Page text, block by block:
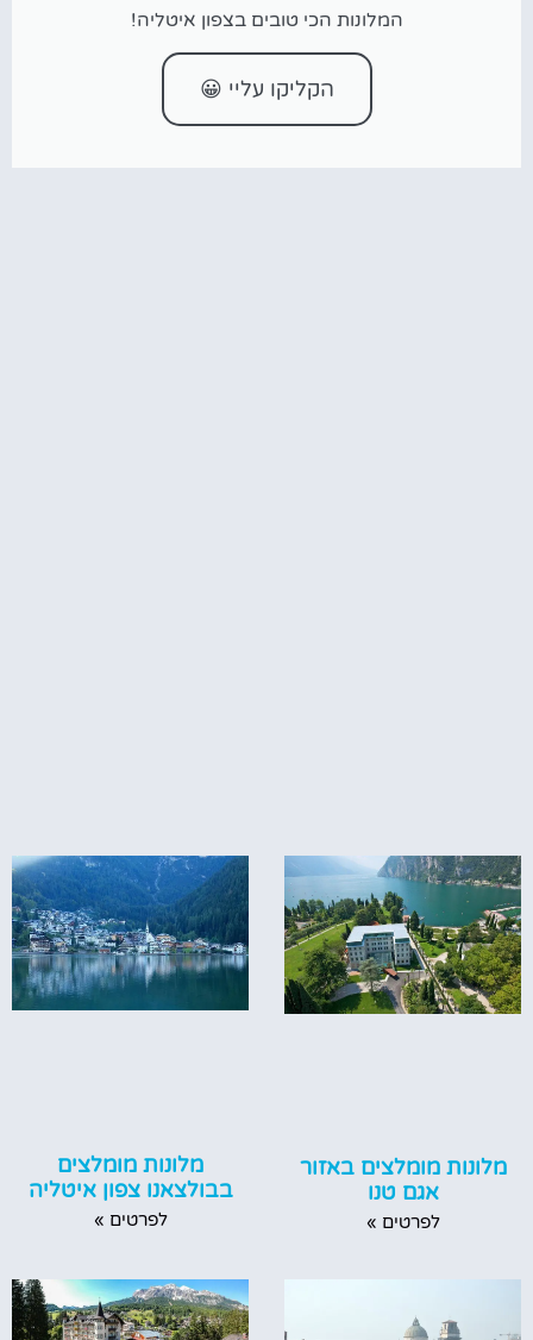
המלונות הכי טובים בצפון איטליה!
הקליקו עליי 😀
מלונות מומלצים באזור
אגם טנו
לפרטים »
מלונות מומלצים
בבולצאנו צפון איטליה
לפרטים »